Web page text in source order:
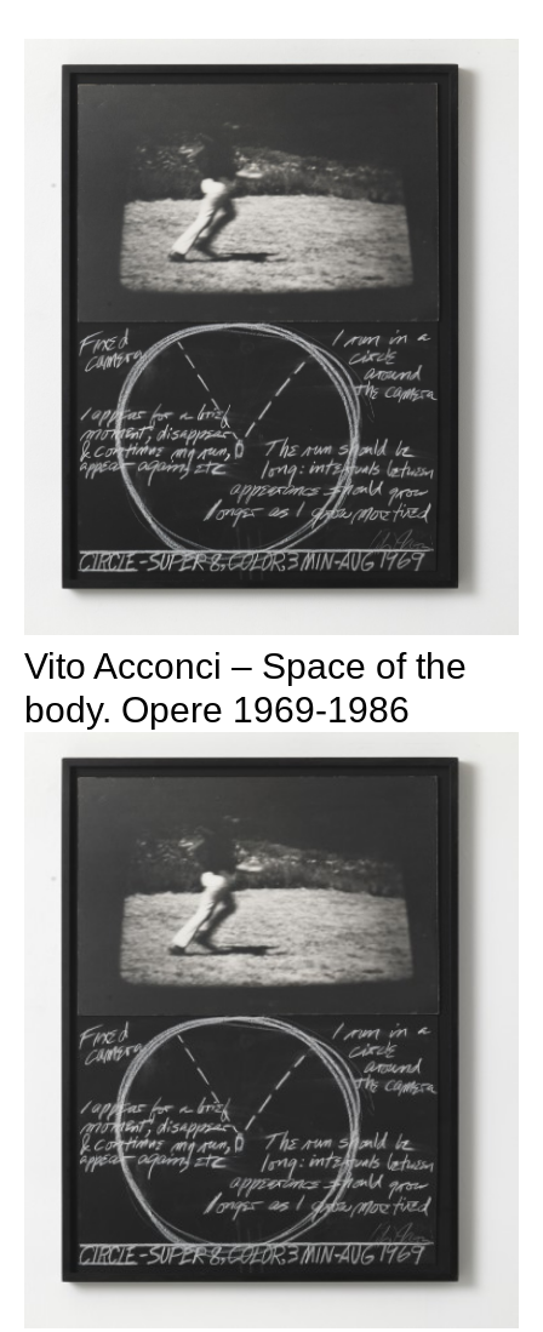
Vito Acconci – Space of the
body. Opere 1969-1986